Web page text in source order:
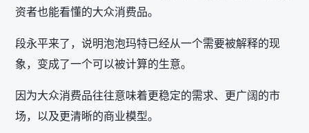
资者也能看懂的大众消费品。
段永平来了，说明泡泡玛特已经从一个需要被解释的现
象，变成了一个可以被计算的生意。
因为大众消费品往往意味着更稳定的需求、更广阔的市
场，以及更清晰的商业模型。